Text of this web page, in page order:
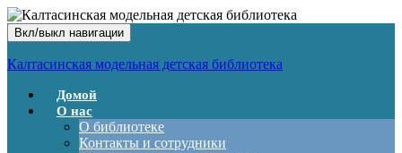
Вкл/выкл навигации
Калтасинская модельная детская библиотека
Домой
О нас
О библиотеке
Контакты и сотрудники